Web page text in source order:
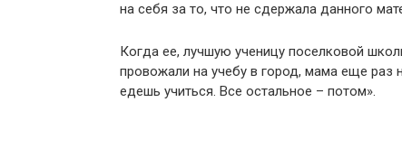
на себя за то, что не сдержала данного
Когда ее, лучшую ученицу поселковой
провожали на учебу в город, мама еще раз
едешь учиться. Все остальное – потом».